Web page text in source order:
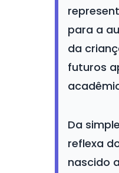
para a
da
futuros
Da
reflexa
nascido